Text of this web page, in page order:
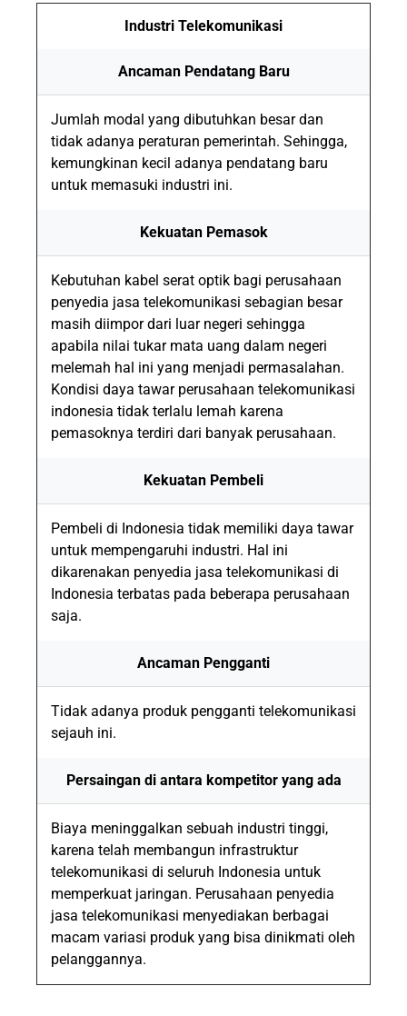
Industri Telekomunikasi
Ancaman Pendatang Baru
Jumlah modal yang dibutuhkan besar dan
tidak adanya peraturan pemerintah. Sehingga,
kemungkinan kecil adanya pendatang baru
untuk memasuki industri ini.
Kekuatan Pemasok
Kebutuhan kabel serat optik bagi perusahaan
penyedia jasa telekomunikasi sebagian besar
masih diimpor dari luar negeri sehingga
apabila nilai tukar mata uang dalam negeri
melemah hal ini yang menjadi permasalahan.
Kondisi daya tawar perusahaan telekomunikasi
indonesia tidak terlalu lemah karena
pemasoknya terdiri dari banyak perusahaan.
Kekuatan Pembeli
Pembeli di Indonesia tidak memiliki daya tawar
untuk mempengaruhi industri. Hal ini
dikarenakan penyedia jasa telekomunikasi di
Indonesia terbatas pada beberapa perusahaan
saja.
Ancaman Pengganti
Tidak adanya produk pengganti telekomunikasi
sejauh ini.
Persaingan di antara kompetitor yang ada
Biaya meninggalkan sebuah industri tinggi,
karena telah membangun infrastruktur
telekomunikasi di seluruh Indonesia untuk
memperkuat jaringan. Perusahaan penyedia
jasa telekomunikasi menyediakan berbagai
macam variasi produk yang bisa dinikmati oleh
pelanggannya.